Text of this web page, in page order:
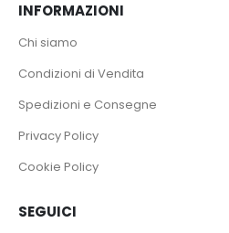
INFORMAZIONI
Chi siamo
Condizioni di Vendita
Spedizioni e Consegne
Privacy Policy
Cookie Policy
SEGUICI